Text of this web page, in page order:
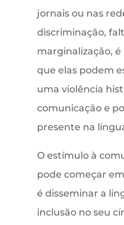
jornais ou nas
discriminação,
marginalização,
que elas podem
uma violência
comunicação e
presente na
O estímulo à
pode começar
é disseminar a
inclusão no seu